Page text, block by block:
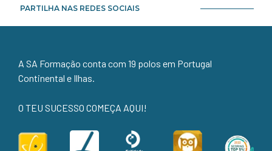
PARTILHA NAS REDES SOCIAIS
A SA Formação conta com 19 polos em Portugal
Continental e Ilhas.
O TEU SUCESSO COMEÇA AQUI!